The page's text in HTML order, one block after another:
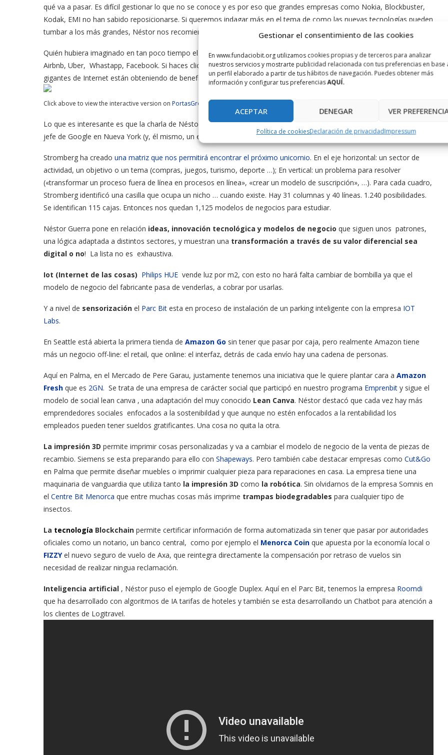
Gestionar el consentimiento de las cookies
En www.fundaciobit.org utilizamos cookies propias y de terceros para analizar
nuestros servicios y mostrarte publicidad relacionada con tus preferencias en base
un perfil elaborado a partir de tus hábitos de navegación. Puedes obtener más
información y configurar tus preferenciasAQUÍ.
ACEPTAR DENEGAR VER
Política de cookiesDeclaración de privacidadImpressum
qué va a pasar. Es difícil gestionar lo que no se conoce y es por eso que grandes empresas como Nokia, Blockbuster,
Kodak, EMI no han sabido reposicionarse. Si queremos indagar más en el tema de como las nuevas tecnologías pueden
tumbar a los más grandes, Néstor nos recomienda la lectura de
The Innovator´s Dilemna.
Quién hubiera imaginado en tan poco tiempo el liderazgo alcanzado por parte de Netflix, Spotify, Wikipedia, Zipcar,
Airbnb, Uber, Whastapp, Facebook. Si haces click en la imagen de abajo, verás en en tiempo real, cuantos $ estos
gigantes de Internet están obteniendo de beneficios y que más del 50% de eso va a Apple.
Click above to view the interactive version on PortasGroup.
Lo que es interesante es que la charla de Néstor Guerra era ideal para ilustrar un ejercio que hizo
jefe de Google en Nueva York (y, él mismo, un emprendedor web) que os explicamos a continuación.
Stromberg ha creado una matriz que nos permitirá encontrar el próximo unicornio. En el eje horizontal: un sector de
actividad, un objetivo o un tema (compras, juegos, turismo, deporte …); En vertical: un problema para resolver
(«transformar un proceso fuera de línea en procesos en línea», «crear un modelo de suscripción», …). Para cada cuadro,
Stromberg identificó una casilla que ocupa un nicho … cuando existe. Hay 31 columnas y 40 líneas. 1.240 posibilidades.
Se identifican 115 cajas. Entonces nos quedan 1,125 modelos de negocios para estudiar.
Néstor Guerra pone en relación ideas, innovación tecnológica y modelos de negocio que siguen unos patrones,
una lógica adaptada a distintos sectores, y muestran una transformación a través de su valor diferencial sea
digital o no! La lista no es exhaustiva.
Iot (Internet de las cosas) Philips HUE vende luz por m2, con esto no hará falta cambiar de bombilla ya que el
modelo de negocio del fabricante pasa de venderlas, a cobrar por usarlas.
Y a nivel de sensorización el Parc Bit esta en proceso de instalación de un parking inteligente con la empresa IOT
Labs.
En Seattle está abierta la primera tienda de Amazon Go sin tener que pasar por caja, pero realmente Amazon tiene
más un negocio off-line: el retail, que online: el interfaz, detrás de cada envío hay una cadena de personas.
Aquí en Palma, en el Mercado de Pere Garau, justamente tenemos una iniciativa que le quiere plantar cara a Amazon
Fresh que es 2GN. Se trata de una empresa de carácter social que participó en nuestro programa Emprenbit y sigue el
modelo de social lean canva , una adaptación del muy conocido Lean Canva. Néstor destacó que cada vez hay más
emprendedores sociales enfocados a la sostenibildad y que aunque no estén enfocados a la rentabilidad los
empleados pueden tener sueldos gratificantes. Una cosa no quita la otra.
La impresión 3D permite imprimir cosas personalizadas y va a cambiar el modelo de negocio de la venta de piezas de
recambio. Siemens se esta preparando para ello con Shapeways. Pero también cabe destacar empresas como Cut&Go
en Palma que permite diseñar muebles o imprimir cualquier pieza para reparaciones en casa. La empresa tiene una
maquinaria de vanguardia que utiliza tanto la impresión 3D como la robótica. Sin olvidarnos de la empresa Somnis en
el Centre Bit Menorca que entre muchas cosas más imprime trampas biodegradables para cualquier tipo de
insectos.
La tecnología Blockchain permite certificar información de forma automatizada sin tener que pasar por autoridades
oficiales como un notario, un banco central, como por ejemplo el Menorca Coin que apuesta por la economía local o
FIZZYel nuevo seguro de vuelo de Axa, que reintegra directamente la compensación por retraso de vuelos sin
necesidad de realizar ningua reclamación.
Inteligencia artificial , Néstor puso el ejemplo de Google Duplex. Aquí en el Parc Bit, tenemos la empresa Roomdi
que ha desarrollado con algoritmos de IA tarifas de hoteles y también se esta desarrollando un Chatbot para atención a
los clientes de Logitravel.